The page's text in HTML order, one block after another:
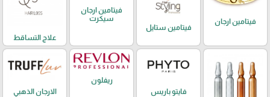
فيتامين ارجان
فيتامين ستايل
فيتامين ارجان
سيكرت
علاج التساقط
فايتو باريس
ريفلون
الارجان الذهبي